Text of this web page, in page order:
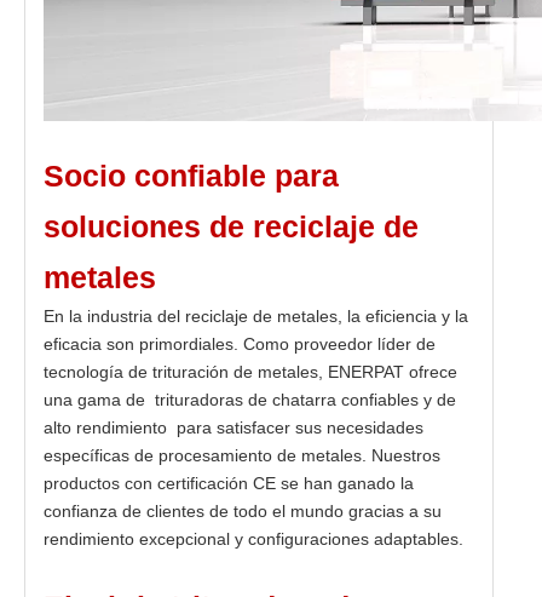
Socio confiable para
soluciones de reciclaje de
metales
En la industria del reciclaje de metales, la eficiencia y la
eficacia son primordiales. Como proveedor líder de
tecnología de trituración de metales, ENERPAT ofrece
una gama de trituradoras de chatarra confiables y de
alto rendimiento para satisfacer sus necesidades
específicas de procesamiento de metales. Nuestros
productos con certificación CE se han ganado la
confianza de clientes de todo el mundo gracias a su
rendimiento excepcional y configuraciones adaptables.